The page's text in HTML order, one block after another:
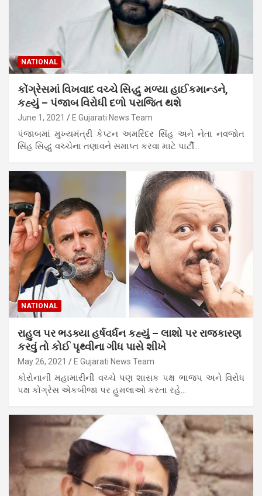
NATIONAL
કોંગ્રેસમાં વિખવાદ વચ્ચે સિદ્ધુ મળ્યા હાઈકમાન્ડને,
કહ્યું – પંજાબ વિરોધી દળો પરાજિત થશે
June 1, 2021 E Gujarati News Team
પંજાબમાં મુખ્યમંત્રી કેપ્ટન અમરિંદર સિંહ અને નેતા નવજોત
સિંહ સિદ્ધુ વચ્ચેના તણાવને સમાપ્ત કરવા માટે પાર્ટી…
NATIONAL
રાહુલ પર ભડક્યા હર્ષવર્ધન કહ્યું – લાશો પર રાજકારણ
કરવું તો કોઈ પૃથ્વીના ગીધ પાસે શીખે
May 26, 2021 E Gujarati News Team
કોરોનાની મહામારીની વચ્ચે પણ શાસક પક્ષ ભાજપ અને વિરોધ
પક્ષ કોંગ્રેસ એકબીજા પર હુમલાઓ કરતા રહે…